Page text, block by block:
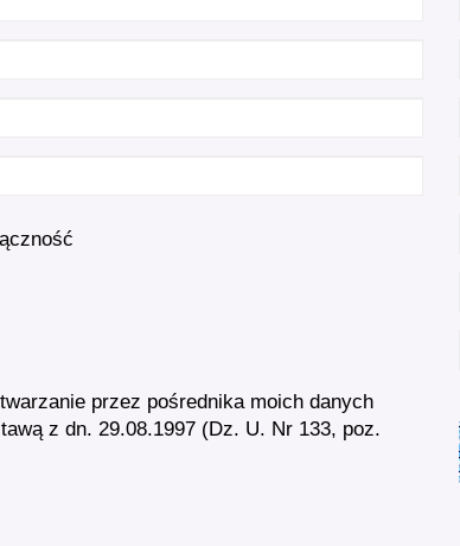
przez pośrednika moich danych
z dn. 29.08.1997 (Dz. U. Nr 133, poz.